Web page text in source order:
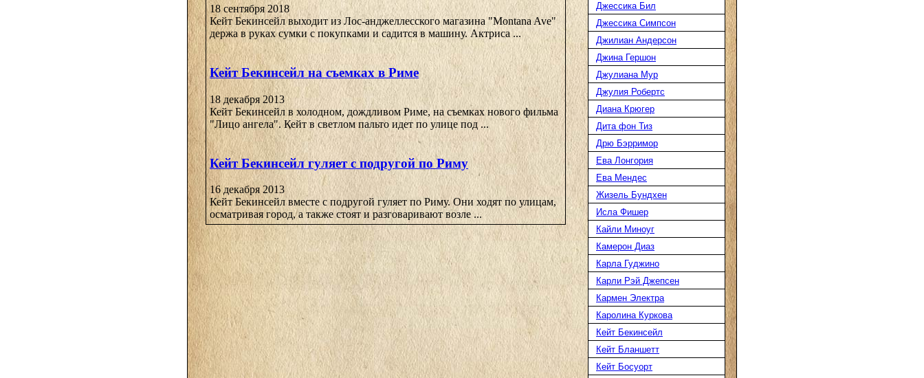
18 сентября 2018
Кейт Бекинсейл выходит из Лос-анджеллесского магазина "Montana Ave"
держа в руках сумки с покупками и садится в машину. Актриса ...
Кейт Бекинсейл на съемках в Риме
18 декабря 2013
Кейт Бекинсейл в холодном, дождливом Риме, на съемках нового фильма
"Лицо ангела". Кейт в светлом пальто идет по улице под ...
Кейт Бекинсейл гуляет с подругой по Риму
16 декабря 2013
Кейт Бекинсейл вместе с подругой гуляет по Риму. Они ходят по улицам,
осматривая город, а также стоят и разговаривают возле ...
Джессика Бил
Джессика Симпсон
Джилиан Андерсон
Джина Гершон
Джулиана Мур
Джулия Робертс
Диана Крюгер
Дита фон Тиз
Дрю Бэрримор
Ева Лонгория
Ева Мендес
Жизель Бундхен
Исла Фишер
Кайли Миноуг
Камерон Диаз
Карла Гуджино
Карли Рэй Джепсен
Кармен Электра
Каролина Куркова
Кейт Бекинсейл
Кейт Бланшетт
Кейт Босуорт